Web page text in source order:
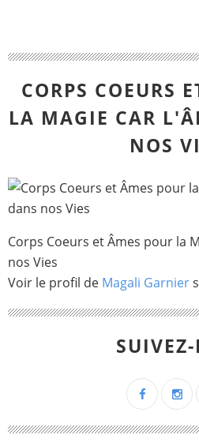
CORPS COEURS
LA MAGIE CAR
NOS
Corps Coeurs et Âmes pour la
nos Vies
Voir le profil de Magali Garnier